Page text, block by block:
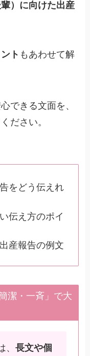
）に向けた出産
ト もあわせて解
できる文面を、
ださい。
をどう伝えれ
伝え方のポイ
産報告の例文
潔・一斉」で大
長文や個